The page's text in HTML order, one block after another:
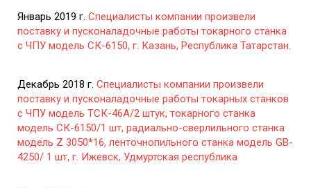
Январь 2019 г. Специалисты компании произвели
поставку и пусконаладочные работы токарного станка
с ЧПУ модель СК-6150, г. Казань, Республика Татарстан.
Декабрь 2018 г. Специалисты компании произвели
поставку и пусконаладочные работы токарных станков
с ЧПУ модель ТСК-46А/2 штук, токарного станка
модель СК-6150/1 шт, радиально-сверлильного станка
модель Z 3050*16, ленточнопильного станка модель GB-
4250/ 1 шт, г. Ижевск, Удмуртская республика